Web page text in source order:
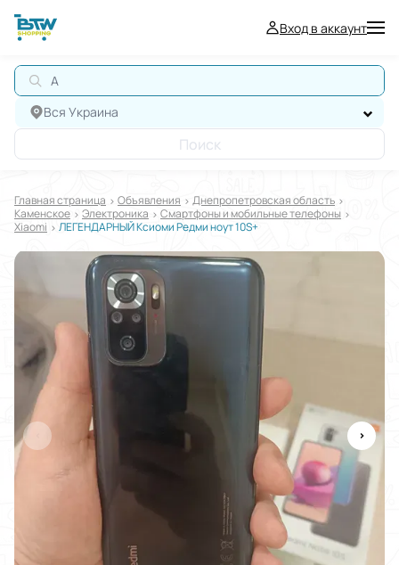
Вход в аккаунт
АВ
Вся Украина
Поиск
Главная страница Oбъявления
Днепропетровская область
Каменское
Электроника
Смартфоны и мобильные телефоны
Xiaomi
ЛЕГЕНДАРНЫЙ Ксиоми Редми ноут 10S+